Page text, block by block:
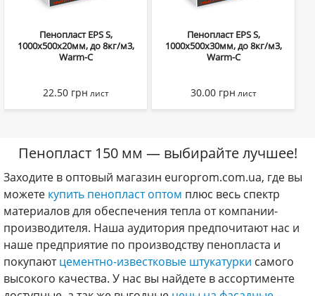
Пенопласт EPS S,
1000х500х20мм, до 8кг/м3,
Warm-C
22.50 грн лист
Пенопласт EPS S,
1000х500х30мм, до 8кг/м3,
Warm-C
30.00 грн лист
Пенопласт 150 мм — выбирайте лучшее!
Заходите в оптовый магазин europrom.com.ua, где вы
можете купить пенопласт оптом плюс весь спектр
материалов для обеспечения тепла от компании-
производителя. Наша аудитория предпочитают нас и
наше предприятие по производству пенопласта и
покупаютцементно-известковые штукатурки самого
высокого качества. У нас вы найдете в ассортименте